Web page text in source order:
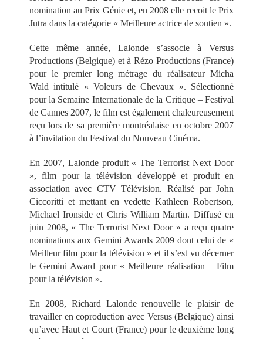
nomination au Prix Génie et, en 2008 elle recoit le Prix
Jutra dans la catégorie « Meilleure actrice de soutien ».
Cette même année, Lalonde s’associe à Versus
Productions (Belgique) et à Rézo Productions (France)
pour le premier long métrage du réalisateur Micha
Wald intitulé « Voleurs de Chevaux ». Sélectionné
pour la Semaine Internationale de la Critique – Festival
de Cannes 2007, le film est également chaleureusement
reçu lors de sa première montréalaise en octobre 2007
à l’invitation du Festival du Nouveau Cinéma.
En 2007, Lalonde produit « The Terrorist Next Door
», film pour la télévision développé et produit en
association avec CTV Télévision. Réalisé par John
Ciccoritti et mettant en vedette Kathleen Robertson,
Michael Ironside et Chris William Martin. Diffusé en
juin 2008, « The Terrorist Next Door » a reçu quatre
nominations aux Gemini Awards 2009 dont celui de «
Meilleur film pour la télévision » et il s’est vu décerner
le Gemini Award pour « Meilleure réalisation – Film
pour la télévision ».
En 2008, Richard Lalonde renouvelle le plaisir de
travailler en coproduction avec Versus (Belgique) ainsi
qu’avec Haut et Court (France) pour le deuxième long